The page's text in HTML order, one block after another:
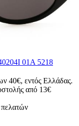
01A 5218
40€, εντός Ελλάδας.
από 13€